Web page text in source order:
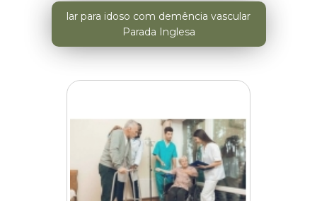
lar para idoso com demência vascular
Parada Inglesa